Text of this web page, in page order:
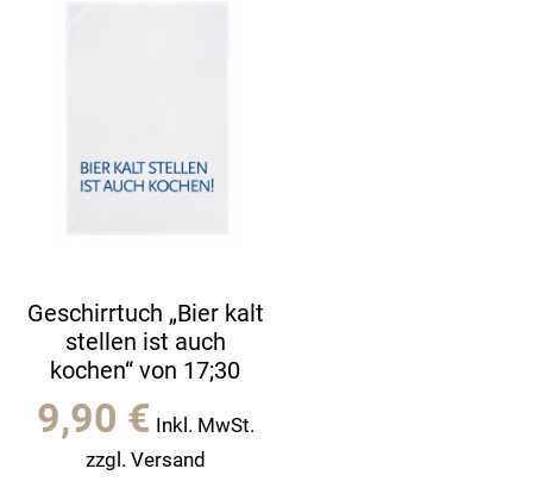
Geschirrtuch „Bier kalt
stellen ist auch
kochen“ von 17;30
9,90 € Inkl. MwSt.
zzgl. Versand